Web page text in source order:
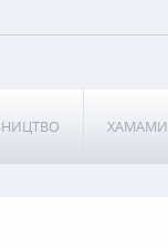
ХАМАМИ